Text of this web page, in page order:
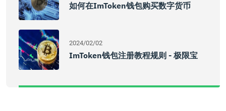
如何在imToken钱包购买数字货币
2024/02/02
ImToken钱包注册教程规则 - 极限宝